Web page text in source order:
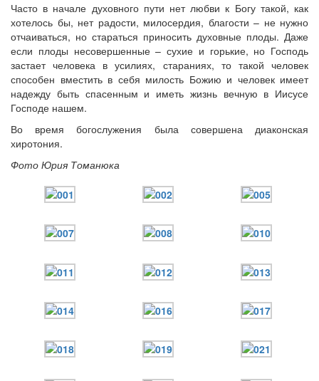
Часто в начале духовного пути нет любви к Богу такой, как
хотелось бы, нет радости, милосердия, благости – не нужно
отчаиваться, но стараться приносить духовные плоды. Даже
если плоды несовершенные – сухие и горькие, но Господь
застает человека в усилиях, стараниях, то такой человек
способен вместить в себя милость Божию и человек имеет
надежду быть спасенным и иметь жизнь вечную в Иисусе
Господе нашем.
Во время богослужения была совершена диаконская
хиротония.
Фото Юрия Томанюка